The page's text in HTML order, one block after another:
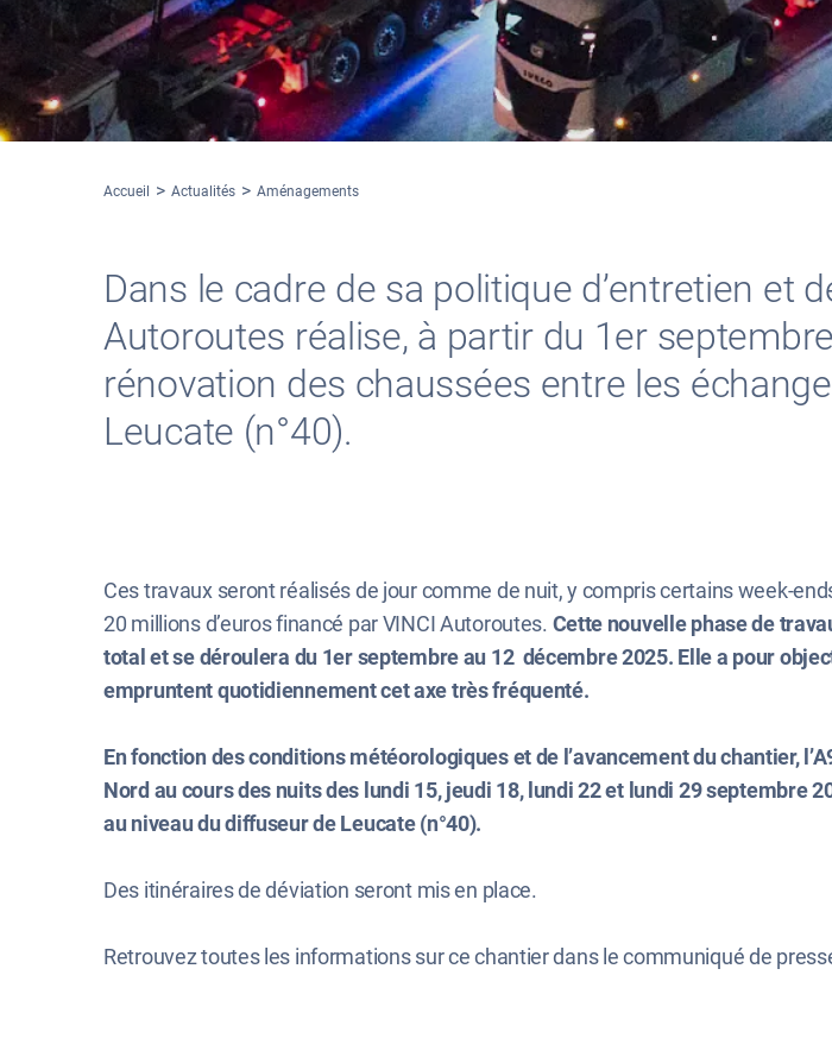
Accueil Actualités Aménagements
Dans le cadre de sa politique d’entretien et
Autoroutes réalise, à partir du 1er
rénovation des chaussées entre les
Leucate (n°40).
Ces travaux seront réalisés de jour comme de nuit, y compris certains week-
20 millions d’euros financé par VINCI Autoroutes. Cette nouvelle phase de
total et se déroulera du 1er septembre au 12 décembre 2025. Elle a pour
empruntent quotidiennement cet axe très fréquenté.
En fonction des conditions météorologiques et de l’avancement du chantier,
Nord au cours des nuits des lundi 15, jeudi 18, lundi 22 et lundi 29 septembre
au niveau du diffuseur de Leucate (n°40).
Des itinéraires de déviation seront mis en place.
Retrouvez toutes les informations sur ce chantier dans le communiqué de